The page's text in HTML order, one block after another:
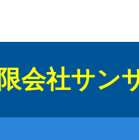
会社サン